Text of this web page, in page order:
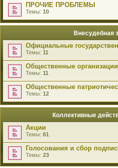
ПРОЧИЕ ПРОБЛЕМЫ
Темы: 10
Внесудебная
Официальные
Темы: 11
Общественные организации
Темы: 11
Общественные
Темы: 12
Коллективные
Акции
Темы: 61
Голосования и сбор
Темы: 23